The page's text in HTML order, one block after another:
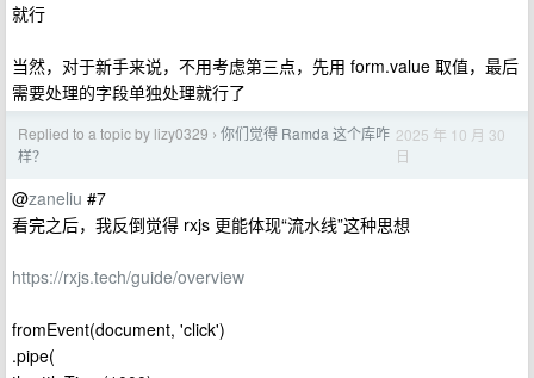
就行
当然，对于新手来说，不用考虑第三点，先用 form.value 取值，最后
需要处理的字段单独处理就行了
Replied to a topic by lizy0329 › 你们觉得 Ramda 这个库咋
样？
2025 年 10 月 30
日
@zaneliu #7
看完之后，我反倒觉得 rxjs 更能体现“流水线”这种思想
https://rxjs.tech/guide/overview
fromEvent(document, 'click')
.pipe(